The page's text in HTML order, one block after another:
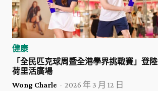
健康
「全民匹克球周暨全港學界挑戰賽」登陸
荷里活廣場
Wong Charle - 2026 年 3 月 12 日